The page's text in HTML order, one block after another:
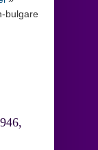
bulgare